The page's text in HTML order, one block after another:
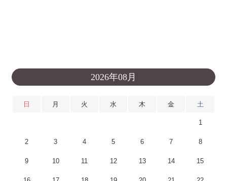
2026年08月
日 月 火 水 木 金 土
1
2 3 4 5 6 7 8
9 10 11 12 13 14 15